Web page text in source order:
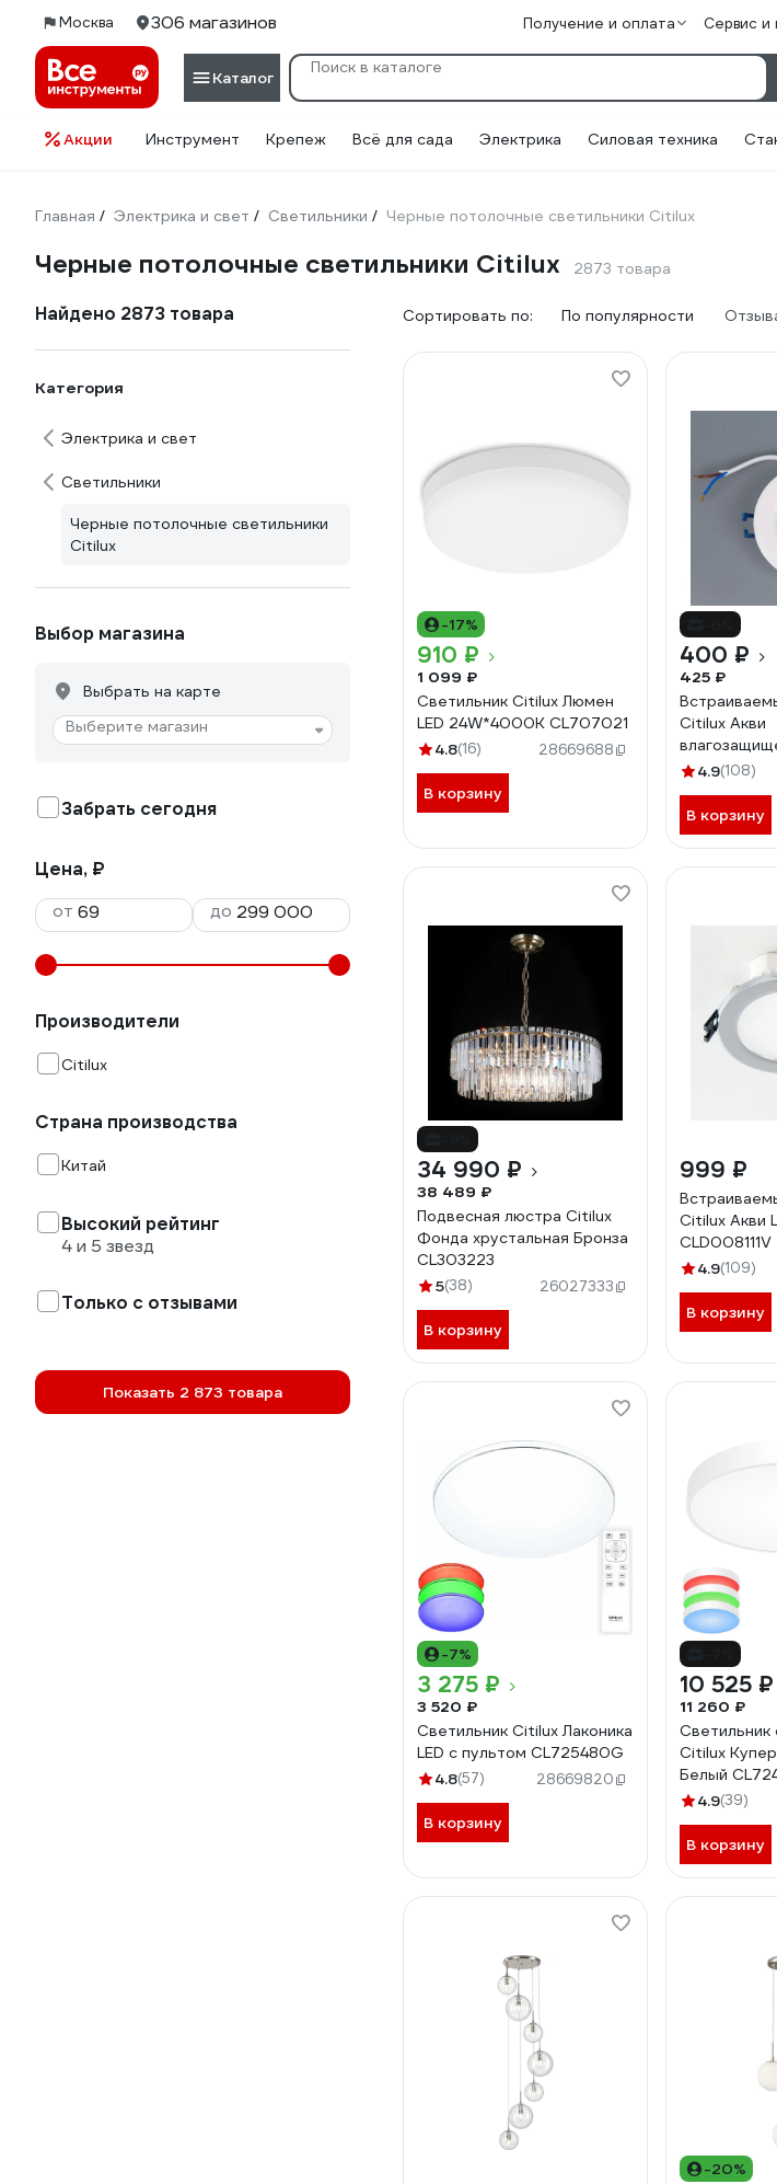
Москва 306 магазинов Получение и оплата Сервис и
Каталог
Акции Инструмент Крепеж Всё для сада Электрика Силовая техника
Главная / Электрика и свет / Светильники / Черные потолочные светильники Citilux
Черные потолочные светильники Citilux 2873 товара
Найдено 2873 товара
Категория
Электрика и свет
Светильники
Черные потолочные светильники
Citilux
Выбор магазина
Выбрать на карте
Выберите магазин
Забрать сегодня
Цена, ₽
от
до
Производители
Citilux
Страна производства
Китай
Высокий рейтинг
4 и 5 звезд
Только с отзывами
Показать 2 873 товара
Сортировать по: По популярности
-17%
910 ₽
1 099 ₽
Светильник Citilux Люмен
LED 24W*4000K CL707021
4.8(16) 28669688
В корзину
400 ₽
425 ₽
Citilux Акви
CLD008010
4.9(108)
В корзину
34 990 ₽
38 489 ₽
Подвесная люстра Citilux
Фонда хрустальная Бронза
CL303223
5(38) 26027333
В корзину
999 ₽
Citilux Акви
CLD008111V
4.9(109)
В корзину
-7%
3 275 ₽
3 520 ₽
Светильник Citilux Лаконика
LED с пультом CL725480G
4.8(57) 28669820
В корзину
10 525 ₽
11 260 ₽
Светильник
Citilux Купер
Белый
4.9(39)
В корзину
-20%